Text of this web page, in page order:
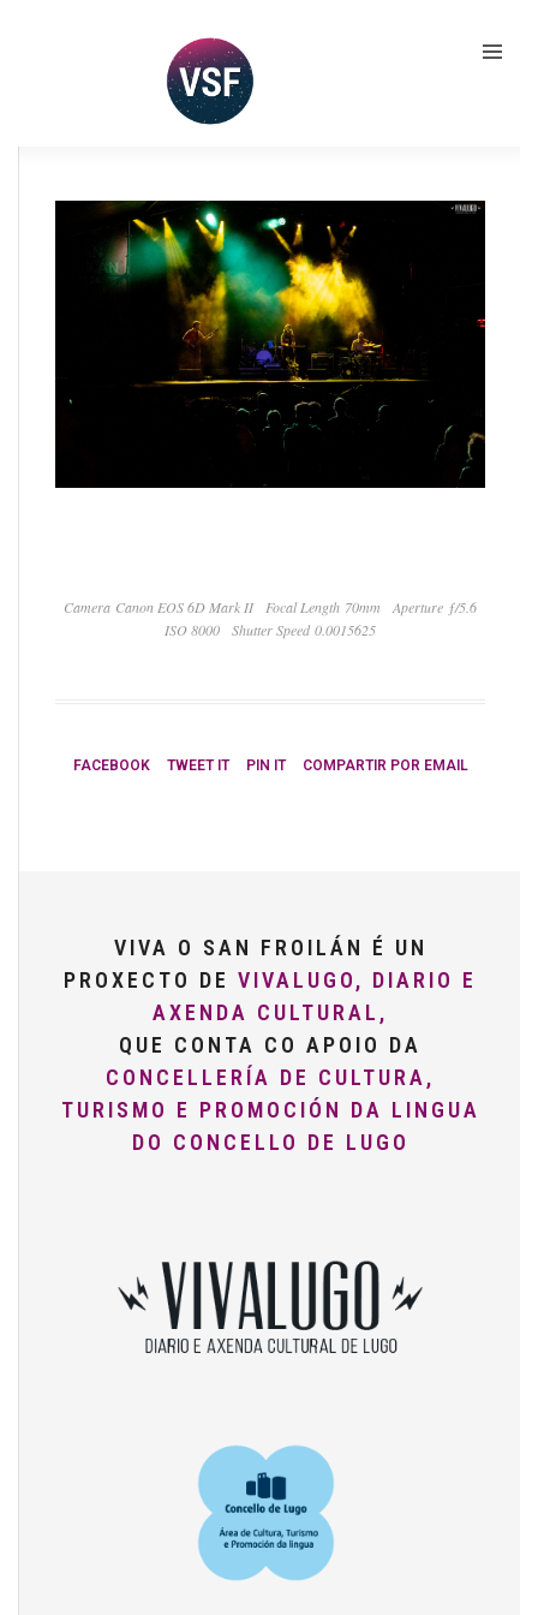
Camera Canon EOS 6D Mark II Focal Length 70mm
Aperture ƒ/5.6
ISO 8000
Shutter Speed 0.0015625
FACEBOOK TWEET IT PIN IT COMPARTIR POR EMAIL
VIVA O SAN FROILÁN É UN
PROXECTO DE VIVALUGO, DIARIO E
AXENDA CULTURAL,
QUE CONTA CO APOIO DA
CONCELLERÍA DE CULTURA,
TURISMO E PROMOCIÓN DA LINGUA
DO CONCELLO DE LUGO